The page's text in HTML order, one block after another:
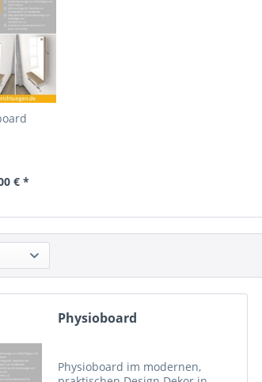
€ *
Physioboard
Physioboard im modernen,